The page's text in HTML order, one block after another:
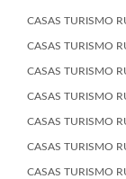
CASAS TURISMO
CASAS TURISMO
CASAS TURISMO
CASAS TURISMO
CASAS TURISMO
CASAS TURISMO
CASAS TURISMO